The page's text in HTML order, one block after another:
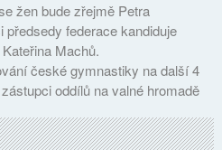
žen bude zřejmě Petra
federace kandiduje
Machů.
české gymnastiky na další 4
oddílů na valné hromadě